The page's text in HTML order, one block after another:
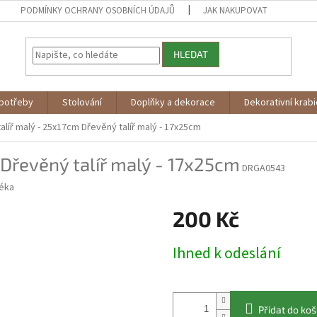
PODMÍNKY OCHRANY OSOBNÍCH ÚDAJŮ JAK NAKUPOVAT
HLEDAT
Stolování Doplňky a dekorace Dekorativní
malý - 25x17cm Dřevěný talíř malý - 17x25cm
Dřevěný talíř malý - 17x25cm DRGA0543
200 Kč
cena:
Ihned k odeslání
Přidat do